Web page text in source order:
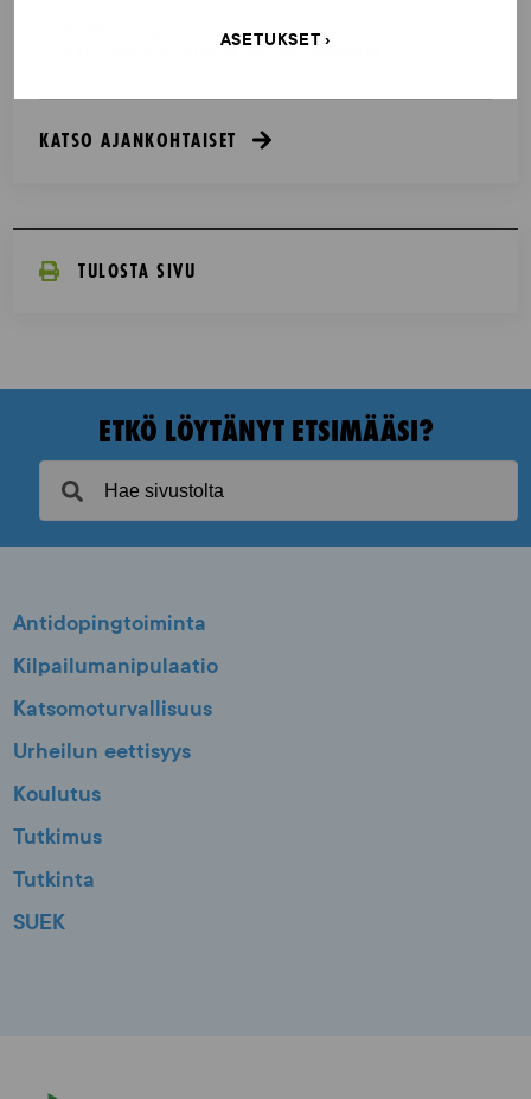
ASETUKSET
SUEKin sivuilla uusi blogisarja urheilun ja
väkivaltaisten alakulttuurien suhteesta
KATSO AJANKOHTAISET
TULOSTA SIVU
ETKÖ LÖYTÄNYT ETSIMÄÄSI?
Antidopingtoiminta
Kilpailumanipulaatio
Katsomoturvallisuus
Urheilun eettisyys
Koulutus
Tutkimus
Tutkinta
SUEK